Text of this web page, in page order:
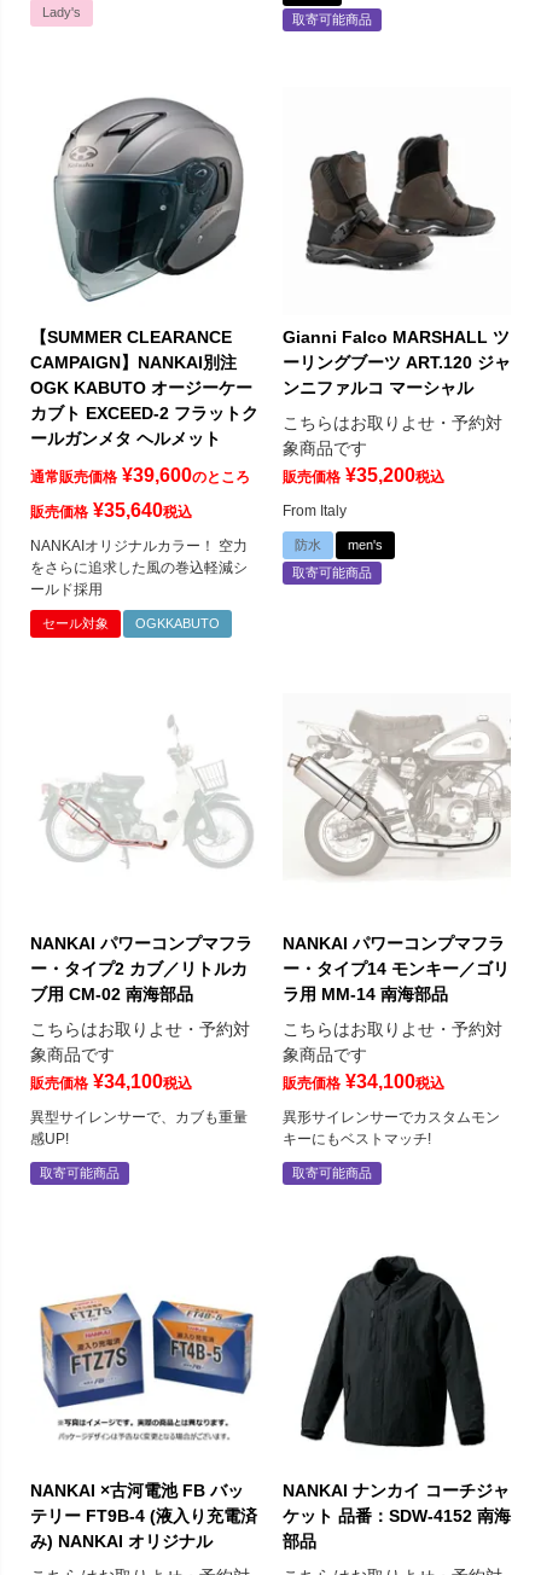
Lady's
取寄可能商品
【SUMMER CLEARANCE
CAMPAIGN】NANKAI別注
OGK KABUTO オージーケー
カブト EXCEED-2 フラットク
ールガンメタ ヘルメット
通常販売価格 ¥39,600のところ
販売価格 ¥35,640税込
NANKAIオリジナルカラー！ 空力
をさらに追求した風の巻込軽減シ
ールド採用
セール対象 OGKKABUTO
Gianni Falco MARSHALL ツ
ーリングブーツ ART.120 ジャ
ンニファルコ マーシャル
こちらはお取りよせ・予約対
象商品です
販売価格 ¥35,200税込
From Italy
防水
men's
取寄可能商品
NANKAI パワーコンプマフラ
ー・タイプ2 カブ／リトルカ
ブ用 CM-02 南海部品
こちらはお取りよせ・予約対
象商品です
販売価格 ¥34,100税込
異型サイレンサーで、カブも重量
感UP!
取寄可能商品
NANKAI パワーコンプマフラ
ー・タイプ14 モンキー／ゴリ
ラ用 MM-14 南海部品
こちらはお取りよせ・予約対
象商品です
販売価格 ¥34,100税込
異形サイレンサーでカスタムモン
キーにもベストマッチ!
取寄可能商品
NANKAI ×古河電池 FB バッ
テリー FT9B-4 (液入り充電済
み) NANKAI オリジナル
NANKAI ナンカイ コーチジャ
ケット 品番：SDW-4152 南海
部品